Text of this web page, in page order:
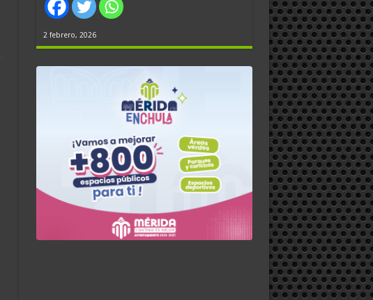
2 febrero, 2026